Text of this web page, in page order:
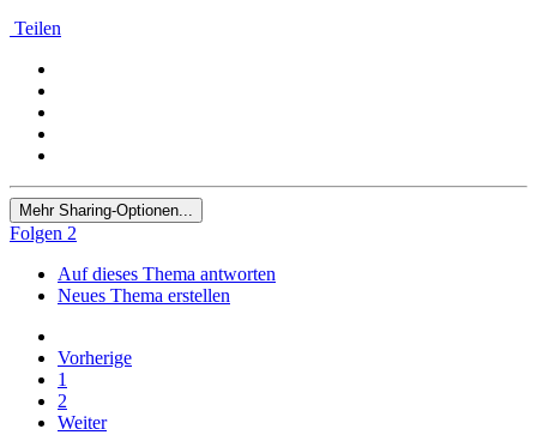
Teilen
Mehr Sharing-Optionen...
Folgen 2
Auf dieses Thema antworten
Neues Thema erstellen
Vorherige
1
2
Weiter